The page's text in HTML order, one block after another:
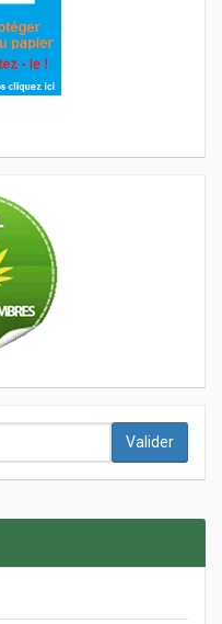
Valider